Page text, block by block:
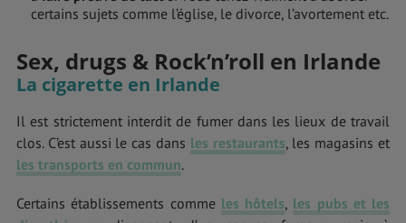
certains sujets comme l’église, le divorce, l’avortement etc.
Sex, drugs & Rock’n’roll en Irlande
La cigarette en Irlande
Il est strictement interdit de fumer dans les lieux de travail
clos. C’est aussi le cas dans les restaurants, les magasins et
les transports en commun.
Certains établissements comme les hôtels, les pubs et les